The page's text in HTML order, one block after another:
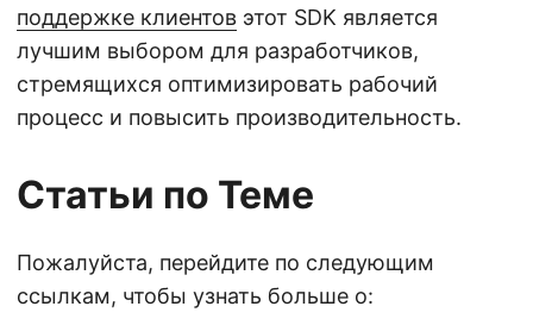
поддержке клиентов этот SDK является
лучшим выбором для разработчиков,
стремящихся оптимизировать рабочий
процесс и повысить производительность.
Статьи по Теме
Пожалуйста, перейдите по следующим
ссылкам, чтобы узнать больше о: